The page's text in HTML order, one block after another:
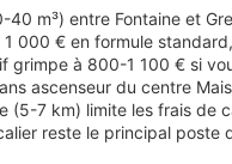
40 m³) entre Fontaine et
000 € en formule
grimpe à 800-1 100 € si
ascenseur du centre
(5-7 km) limite les frais de
reste le principal poste